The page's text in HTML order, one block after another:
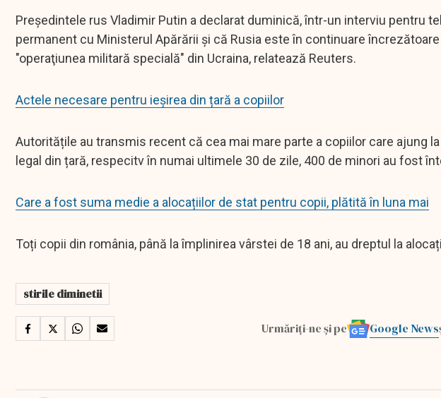
Preşedintele rus Vladimir Putin a declarat duminică, într-un interviu pentru
permanent cu Ministerul Apărării şi că Rusia este în continuare
"operaţiunea militară specială" din Ucraina, relatează Reuters.
Actele necesare pentru ieșirea din țară a copiilor
Autoritățile au transmis recent că cea mai mare parte a copiilor care ajung
legal din țară, respecitv în numai ultimele 30 de zile, 400 de minori au fost
Care a fost suma medie a alocațiilor de stat pentru copii, plătită în luna mai
Toți copii din românia, până la împlinirea vârstei de 18 ani, au dreptul la
stirile diminetii
Urmăriți-ne și pe Google News